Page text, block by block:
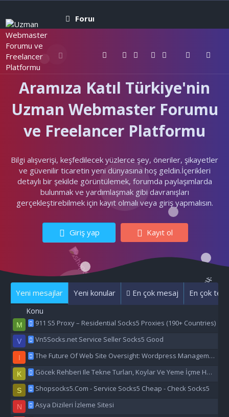
Forumlar
Aramıza Katıl Türkiye'nin
Uzman Webmaster Forumu
ve Freelancer Platformu
Bilgi alışverişi, keşfedilecek yüzlerce şey, öneriler, şikayetler
ve güvenilir ticaretin yeni dünyasına hoş geldin.İçerikleri
detaylı bir şekilde görüntülemek, forumda paylaşımlarda
bulunmak ve yardımlaşmak gibi davranışları
gerçekleştirebilmek için kayıt olmalı veya giriş yapmalısın.
Giriş yap Kayıt ol
Yeni mesajlar Yeni konular En çok mesaj En çok
Konu
M 911 S5 Proxy – Residential Socks5 Proxies (190+ Countries)
V Vn5Socks.net Service Seller Socks5 Good
I The Future Of Web Site Oversight: Wordpress Management Aı
K Göcek Rehberi Ile Tekne Turları, Koylar Ve Yeme İçme Hakkında Eşsiz Bilgiler
S Shopsocks5.Com - Service Socks5 Cheap - Check Socks5
N Asya Dizileri İzleme Sitesi